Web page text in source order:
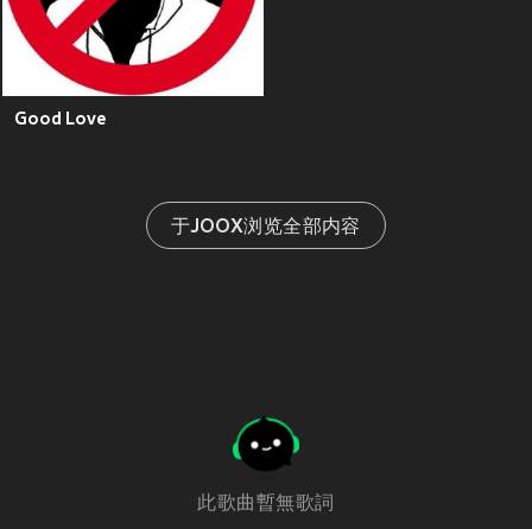
Good Love
于JOOX浏览全部内容
此歌曲暫無歌詞